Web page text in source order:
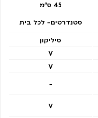
45 ס״מ
סטנדרטים- לכל בית
סיליקון
V
V
-
V